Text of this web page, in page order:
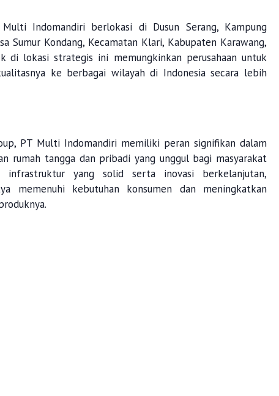
Indomandiri berlokasi di Dusun Serang, Kampung
Sumur Kondang, Kecamatan Klari, Kabupaten Karawang,
di lokasi strategis ini memungkinkan perusahaan untuk
ke berbagai wilayah di Indonesia secara lebih
PT Multi Indomandiri memiliki peran signifikan dalam
rumah tangga dan pribadi yang unggul bagi masyarakat
infrastruktur yang solid serta inovasi berkelanjutan,
memenuhi kebutuhan konsumen dan meningkatkan